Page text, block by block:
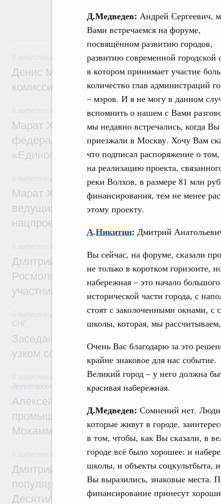
Д.Медведев: Андрей Сергеевич,
Вами встречаемся на форуме,
посвящённом развитию городов,
развитию современной городской
в котором принимает участие
количество глав администраций
– мэров. И я не могу в данном
вспомнить о нашем с Вами
мы недавно встречались, когда Вы
приезжали в Москву. Хочу Вам
что подписал распоряжение о
на реализацию проекта,
реки Волхов, в размере 81 млн
финансирования, тем не менее
этому проекту.
А.Никитин: Дмитрий
Вы сейчас, на форуме, сказали
не только в коротком горизонте,
набережная – это начало
исторической части города, с
стоят с заколоченными окнами, с
школы, которая, мы
Очень Вас благодарю за это
крайне знаковое для нас событие.
Великий город – у него должна
красивая набережная.
Д.Медведев: Сомнений нет.
которые живут в городе,
в том, чтобы, как Вы сказали, в
городе всё было хорошее: и
школы, и объекты соцкультбыта,
Вы выразились, знаковые места.
финансирование принесут
6 августа, четверг
Общие вопросы промышленной политики
Денис Мантуров провёл заседание
комиссии по промышленности
Регулирование в сфере строительства
Марат Хуснуллин: Более 130
федерального значения построено под
«Единого заказчика»
Национальный проект «Инфраструктура
Марат Хуснуллин: Порядка 200
ведущих к спортивным объектам,
нацпроекту «Инфраструктура для
Дмитрий Чернышенко, Сергей Кравцов и
Росмолодёжи Григорий Гуров
участников проекта «Кольцо открытий»
Евразийский экономический союз.
СНГ
Заседание Евразийского
узком составе
Экономические отношения с
двусторонней основе
Алексей Оверчук провёл рабочую
промышленности, недропользования и
Мохаммадом Атабаком
Внутренний и въездной туризм
Дмитрий Чернышенко: Порядка 110
популярного туризма в 35 регионах
Десятилетия науки и технологий